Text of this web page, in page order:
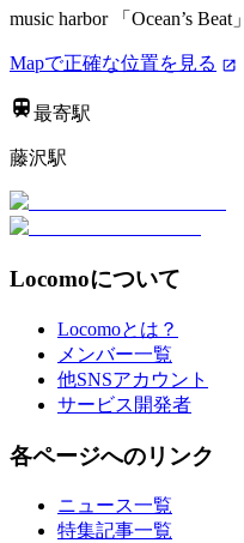
music harbor 「Ocean’s Beat」
Mapで正確な位置を見る
最寄駅
藤沢駅
Locomoについて
Locomoとは？
メンバー一覧
他SNSアカウント
サービス開発者
各ページへのリンク
ニュース一覧
特集記事一覧